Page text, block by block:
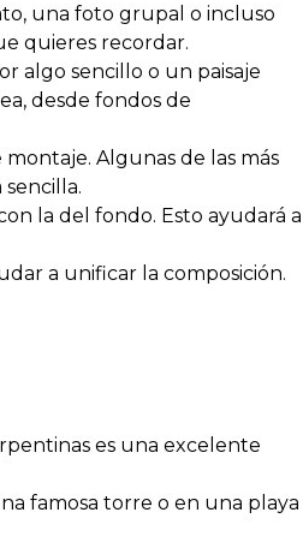
una foto grupal o incluso
quieres recordar.
algo sencillo o un paisaje
desde fondos de
Algunas de las más
la del fondo. Esto ayudará a
a unificar la composición.
es una excelente
famosa torre o en una playa